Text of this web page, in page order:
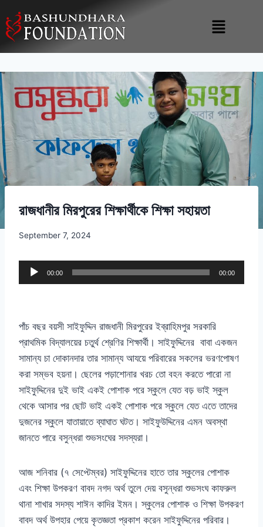
রাজধানীর মিরপুরের শিক্ষার্থীকে শিক্ষা সহায়তা
September 7, 2024
u
o
P
l
a
y
e
r
00:00 00:00
পাঁচ বছর বয়সী সাইফুদ্দিন রাজধানী মিরপুরের ইব্রাহিমপুর সরকারি
প্রাথমিক বিদ্যালয়ের চতুর্থ শ্রেণির শিক্ষার্থী। সাইফুদ্দিনের বাবা একজন
সামান্য চা দোকানদার তার সামান্য আযয়ে পরিবারের সকলের ভরণপোষণ
করা সম্ভব হয়না। ছেলের পড়াশোনার খরচ তো বহন করতে পারো না
সাইফুদ্দিনের দুই ভাই একই পোশাক পরে স্কুলে যেত বড় ভাই স্কুল
থেকে আসার পর ছোট ভাই একই পোশাক পরে স্কুলে যেত এতে তাদের
দুজনের স্কুলে যাতায়াতে ব্যাঘাত ঘটত। সাইফুউদ্দিনের এমন অবস্থা
জানতে পারে বসুন্ধরা শুভসংঘের সদস্যরা।
আজ শনিবার (৭ সেপ্টেম্বর) সাইফুদ্দিনের হাতে তার স্কুলের পোশাক
এবং শিক্ষা উপকরণ বাবদ নগদ অর্থ তুলে দেয় বসুন্ধরা শুভসংঘ কাফরুল
থানা শাখার সদস্য শাঈন কাদির ইমন। স্কুলের পোশাক ও শিক্ষা উপকরণ
বাবদ অর্থ উপহার পেয়ে কৃতজ্ঞতা প্রকাশ করেন সাইফুদ্দিনের পরিবার।